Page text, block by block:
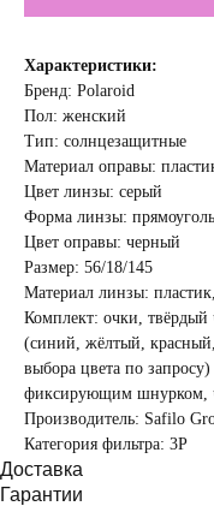
Характеристики:
Бренд: Polaroid
Пол: женский
Тип: солнцезащитные
Материал оправы:
Цвет линзы: cерый
Форма линзы:
Цвет оправы: черный
Размер: 56/18/145
Материал линзы:
Комплект: очки, твёрдый
(синий, жёлтый,
выбора цвета по
фиксирующим шнурком,
Производитель: Safilo
Категория фильтра: 3Р
Доставка
Гарантии